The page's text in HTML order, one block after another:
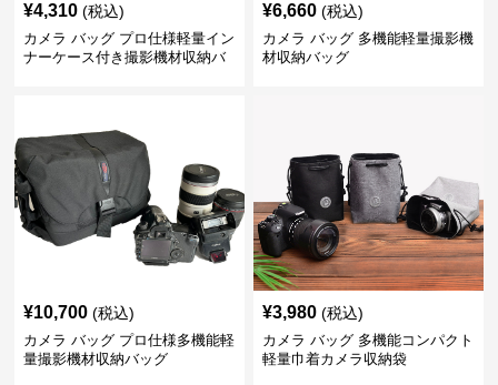
¥4,310 (税込)
カメラ バッグ プロ仕様軽量イン
ナーケース付き撮影機材収納バ
¥6,660 (税込)
カメラ バッグ 多機能軽量撮影機
材収納バッグ
¥10,700 (税込)
カメラ バッグ プロ仕様多機能軽
量撮影機材収納バッグ
¥3,980 (税込)
カメラ バッグ 多機能コンパクト
軽量巾着カメラ収納袋